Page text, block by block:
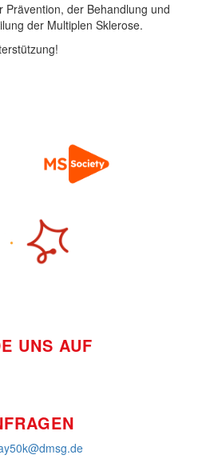
Prävention, der Behandlung und
der Multiplen Sklerose.
UNS AUF